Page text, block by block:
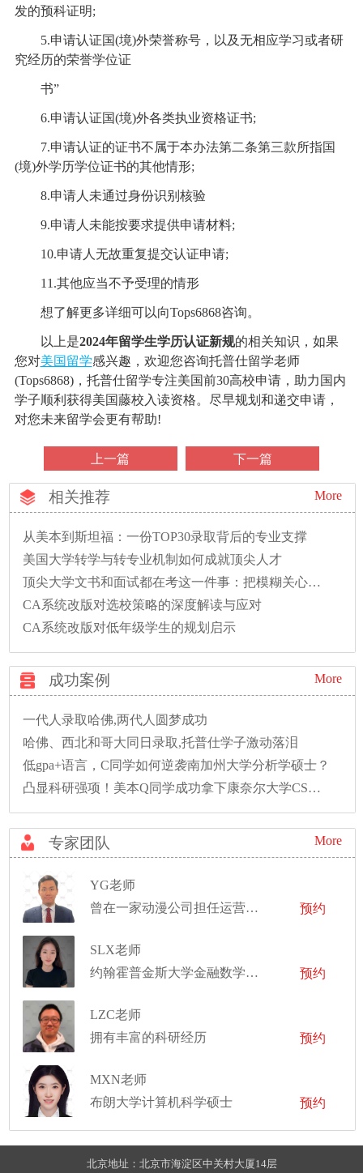
发的预科证明;
5.申请认证国(境)外荣誉称号，以及无相应学习或者研
究经历的荣誉学位证
书”
6.申请认证国(境)外各类执业资格证书;
7.申请认证的证书不属于本办法第二条第三款所指国
(境)外学历学位证书的其他情形;
8.申请人未通过身份识别核验
9.申请人未能按要求提供申请材料;
10.申请人无故重复提交认证申请;
11.其他应当不予受理的情形
想了解更多详细可以向Tops6868咨询。
以上是2024年留学生学历认证新规的相关知识，如果
您对美国留学感兴趣，欢迎您咨询托普仕留学老师
(Tops6868)，托普仕留学专注美国前30高校申请，助力国内
学子顺利获得美国藤校入读资格。尽早规划和递交申请，
对您未来留学会更有帮助!
上一篇 下一篇
相关推荐 More
从美本到斯坦福：一份TOP30录取背后的专业支撑
美国大学转学与转专业机制如何成就顶尖人才
顶尖大学文书和面试都在考这一件事：把模糊关心变成精准问题
CA系统改版对选校策略的深度解读与应对
CA系统改版对低年级学生的规划启示
成功案例 More
一代人录取哈佛,两代人圆梦成功
哈佛、西北和哥大同日录取,托普仕学子激动落泪
低gpa+语言，C同学如何逆袭南加州大学分析学硕士？
凸显科研强项！美本Q同学成功拿下康奈尔大学CS硕士录取！
专家团队 More
YG老师
曾在一家动漫公司担任运营总监
预约
SLX老师
约翰霍普金斯大学金融数学硕士
预约
LZC老师
拥有丰富的科研经历
预约
MXN老师
布朗大学计算机科学硕士
预约
北京地址：北京市海淀区中关村大厦14层